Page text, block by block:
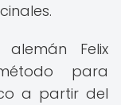
Felix
para
a partir del